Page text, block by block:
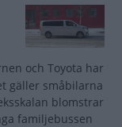
och Toyota har
gäller småbilarna
blomstrar
familjebussen